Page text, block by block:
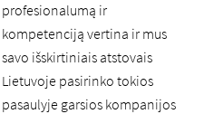
profesionalumą ir
kompetenciją vertina ir mus
savo išskirtiniais atstovais
Lietuvoje pasirinko tokios
pasaulyje garsios kompanijos